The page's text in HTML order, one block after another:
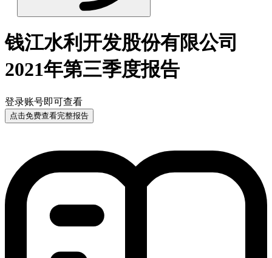
钱江水利开发股份有限公司
2021年第三季度报告
登录账号即可查看
点击免费查看完整报告